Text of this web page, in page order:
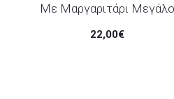
Με Μαργαριτάρι Μεγάλο
22,00€